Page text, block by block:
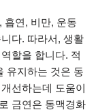
흡연, 비만, 운동
다. 따라서, 생활
할을 합니다. 적
유지하는 것은 동
선하는데 도움이
금연은 동맥경화